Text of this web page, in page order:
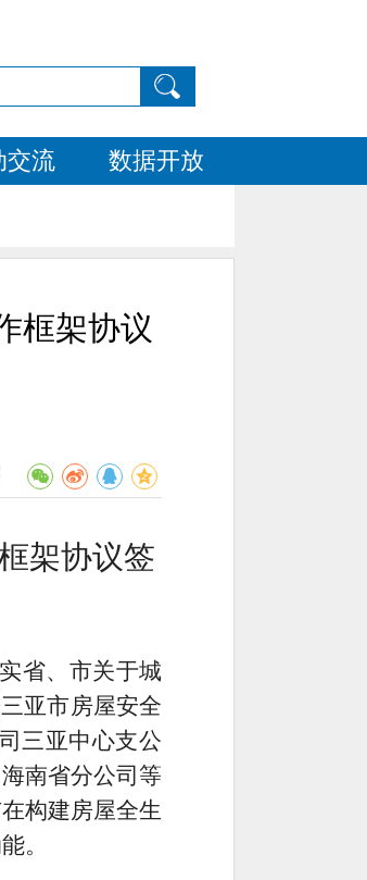
交流 数据开放
框架协议
架协议签
省、市关于城
亚市房屋安全
三亚中心支公
南省分公司等
构建房屋全生
。